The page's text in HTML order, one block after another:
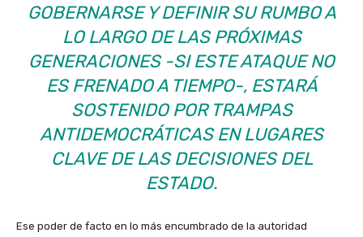
GOBERNARSE Y DEFINIR SU RUMBO A
LO LARGO DE LAS PRÓXIMAS
GENERACIONES -SI ESTE ATAQUE NO
ES FRENADO A TIEMPO-, ESTARÁ
SOSTENIDO POR TRAMPAS
ANTIDEMOCRÁTICAS EN LUGARES
CLAVE DE LAS DECISIONES DEL
ESTADO.
Ese poder de facto en lo más encumbrado de la autoridad